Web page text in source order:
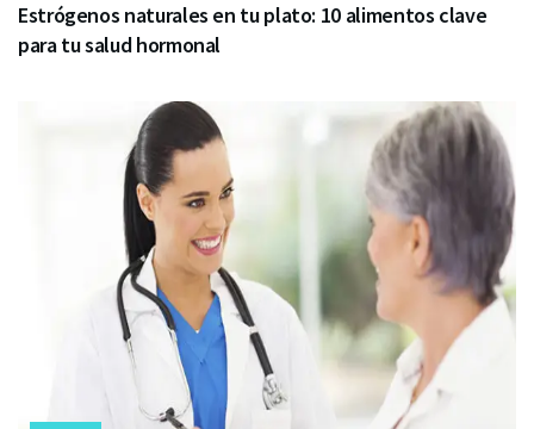
Estrógenos naturales en tu plato: 10 alimentos clave
para tu salud hormonal